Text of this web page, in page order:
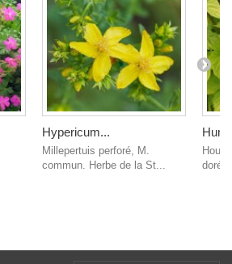
Hypericum...
Millepertuis perforé, M.
commun. Herbe de la St...